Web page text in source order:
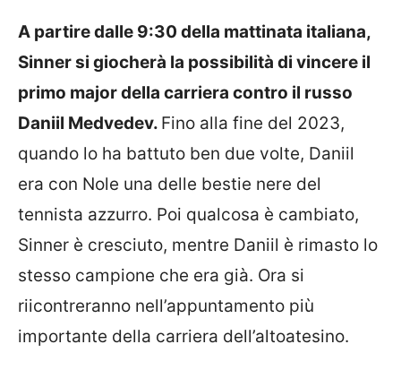
A partire dalle 9:30 della mattinata italiana,
Sinner si giocherà la possibilità di vincere il
primo major della carriera contro il russo
Daniil Medvedev. Fino alla fine del 2023,
quando lo ha battuto ben due volte, Daniil
era con Nole una delle bestie nere del
tennista azzurro. Poi qualcosa è cambiato,
Sinner è cresciuto, mentre Daniil è rimasto lo
stesso campione che era già. Ora si
riicontreranno nell’appuntamento più
importante della carriera dell’altoatesino.